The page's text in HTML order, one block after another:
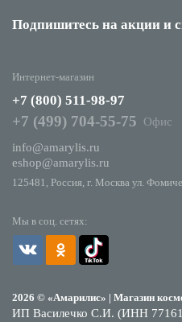
Подпишитесь на акции и
Мы в соц. сетях:
2026 © «Амарилис» | Магазин
ИП Василечко С.И. (ИНН
Интернет-магазин
+7 (800) 511-98-97
+7 (499) 704-55-75
Офис
info@amarylis.ru
eshop@amarylis.ru
125481, Россия, г. Москва ул.